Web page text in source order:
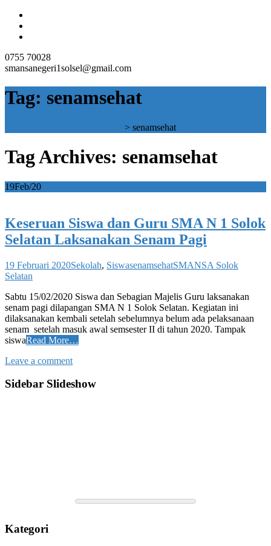
0755 70028
smansanegeri1solsel@gmail.com
Tag: senamsehat
> senamsehat
Tag Archives: senamsehat
19Feb/20
Keseruan Siswa dan Guru SMA N 1 Solok
Selatan Laksanakan Senam Pagi
19 Februari 2020Sekolah, SiswasenamsehatSMANSA Solok
Selatan
Sabtu 15/02/2020 Siswa dan Sebagian Majelis Guru laksanakan
senam pagi dilapangan SMA N 1 Solok Selatan. Kegiatan ini
dilaksanakan kembali setelah sebelumnya belum ada pelaksanaan
senam setelah masuk awal semsester II di tahun 2020. Tampak
siswaRead More…
Leave a comment
Sidebar Slideshow
Kategori